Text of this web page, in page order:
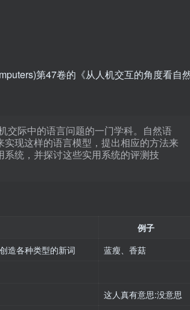
第47卷的《从人机交互的角度看自
交际中的语言问题的一门学科。自然语
现这样的语言模型，提出相应的方法来
统，并探讨这些实用系统的评测技
例子
造各种类型的新词
蓝瘦、香菇
这人真有意思:没意思